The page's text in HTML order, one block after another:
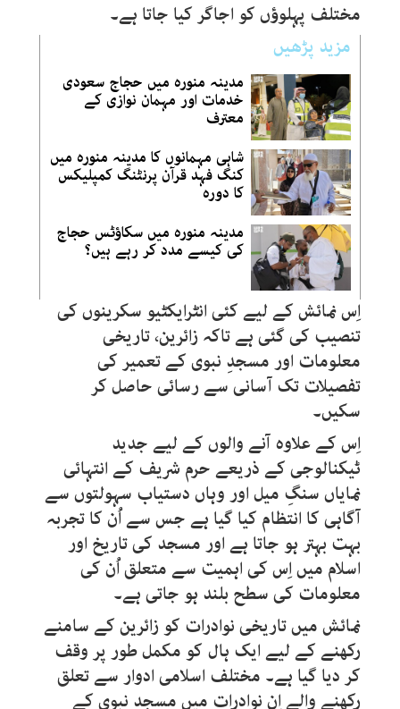
مختلف پہلوؤں کو اجاگر کیا جاتا ہے۔
مزید پڑھیں
مدینہ منورہ میں حجاج سعودی
خدمات اور مہمان نوازی کے
معترف
شاہی مہمانوں کا مدینہ منورہ میں
کنگ فہد قرآن پرنٹنگ کمپلیکس
کا دورہ
مدینہ منورہ میں سکاؤٹس حجاج
کی کیسے مدد کر رہے ہیں؟
اِس نمائش کے لیے کئی انٹرایکٹیو سکرینوں کی
تنصیب کی گئی ہے تاکہ زائرین، تاریخی
معلومات اور مسجدِ نبوی کے تعمیر کی
تفصیلات تک آسانی سے رسائی حاصل کر
سکیں۔
اِس کے علاوہ آنے والوں کے لیے جدید
ٹیکنالوجی کے ذریعے حرم شریف کے انتہائی
نمایاں سنگِ میل اور وہاں دستیاب سہولتوں سے
آگاہی کا انتظام کیا گیا ہے جس سے اُن کا تجربہ
بہت بہتر ہو جاتا ہے اور مسجد کی تاریخ اور
اسلام میں اِس کی اہمیت سے متعلق اُن کی
معلومات کی سطح بلند ہو جاتی ہے۔
نمائش میں تاریخی نوادرات کو زائرین کے سامنے
رکھنے کے لیے ایک ہال کو مکمل طور پر وقف
کر دیا گیا ہے۔ مختلف اسلامی ادوار سے تعلق
رکھنے والے اِن نوادرات میں مسجدِ نبوی کے